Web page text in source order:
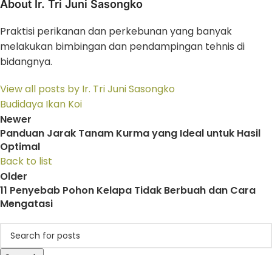
About Ir. Tri Juni Sasongko
Praktisi perikanan dan perkebunan yang banyak
melakukan bimbingan dan pendampingan tehnis di
bidangnya.
View all posts by Ir. Tri Juni Sasongko
Budidaya Ikan Koi
Newer
Panduan Jarak Tanam Kurma yang Ideal untuk Hasil
Optimal
Back to list
Older
11 Penyebab Pohon Kelapa Tidak Berbuah dan Cara
Mengatasi